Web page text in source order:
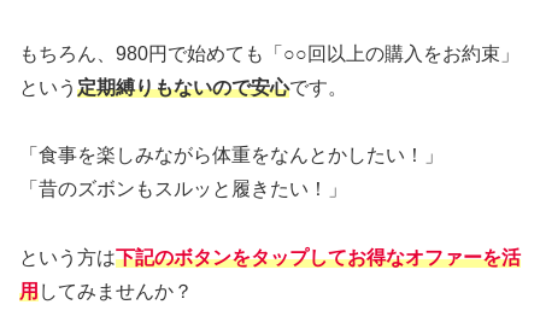
もちろん、980円で始めても「○○回以上の購入をお約束」
という 定期縛りもないので安心です。
「食事を楽しみながら体重をなんとかしたい！」
「昔のズボンもスルッと履きたい！」
という方は下記のボタンをタップしてお得なオファーを活
用してみませんか？